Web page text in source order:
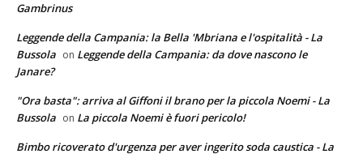
Gambrinus
Leggende della Campania: la Bella 'Mbriana e l'ospitalità - La
Bussola on Leggende della Campania: da dove nascono le
Janare?
"Ora basta": arriva al Giffoni il brano per la piccola Noemi - La
Bussola on La piccola Noemi è fuori pericolo!
Bimbo ricoverato d'urgenza per aver ingerito soda caustica - La